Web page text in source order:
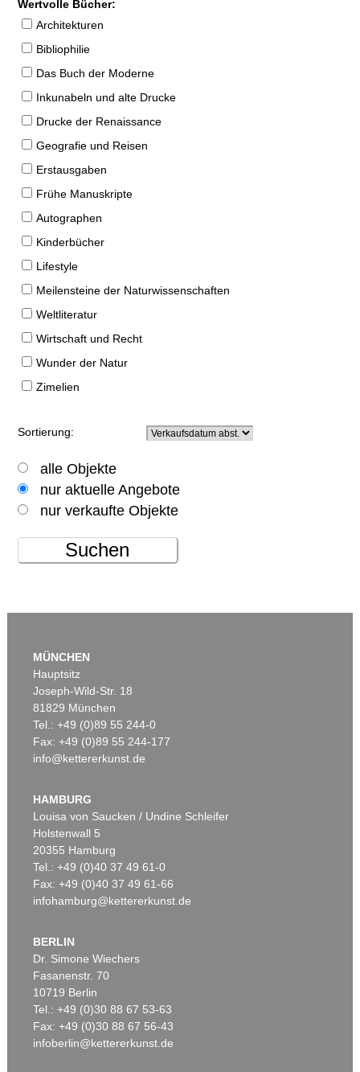
Wertvolle Bücher:
Architekturen
Bibliophilie
Das Buch der Moderne
Inkunabeln und alte Drucke
Drucke der Renaissance
Geografie und Reisen
Erstausgaben
Frühe Manuskripte
Autographen
Kinderbücher
Lifestyle
Meilensteine der Naturwissenschaften
Weltliteratur
Wirtschaft und Recht
Wunder der Natur
Zimelien
Sortierung:
alle Objekte
nur aktuelle Angebote
nur verkaufte Objekte
Suchen
MÜNCHEN
Hauptsitz
Joseph-Wild-Str. 18
81829 München
Tel.: +49 (0)89 55 244-0
Fax: +49 (0)89 55 244-177
info@kettererkunst.de
HAMBURG
Louisa von Saucken / Undine Schleifer
Holstenwall 5
20355 Hamburg
Tel.: +49 (0)40 37 49 61-0
Fax: +49 (0)40 37 49 61-66
infohamburg@kettererkunst.de
BERLIN
Dr. Simone Wiechers
Fasanenstr. 70
10719 Berlin
Tel.: +49 (0)30 88 67 53-63
Fax: +49 (0)30 88 67 56-43
infoberlin@kettererkunst.de